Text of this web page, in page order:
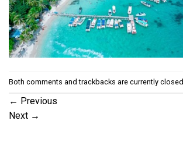
Both comments and trackbacks are currently closed.
← Previous
Next →